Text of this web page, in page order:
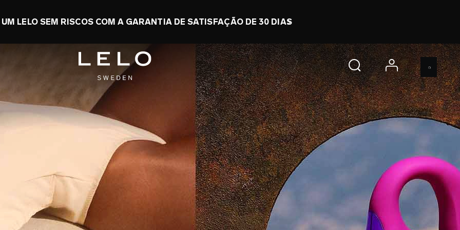
ATÉ 50% + GANHE UM TOY GRÁTIS 0 d 18 h 37 m 31 s COMPRE JÁ
account